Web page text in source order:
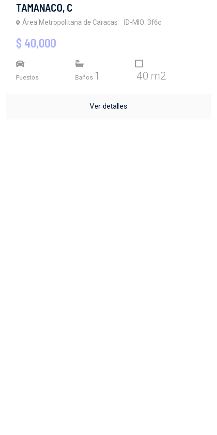
TAMANACO, C
Área Metropolitana de Caracas ID-MIO: 3f6c
$ 40,000
Puestos Baños 1 40 m2
Ver detalles